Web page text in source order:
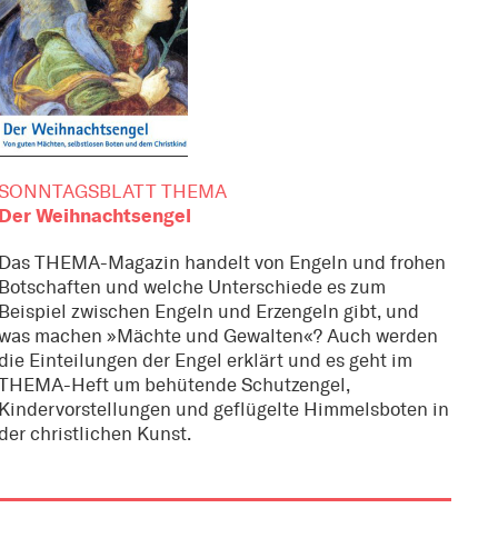
THEMA
Weihnachtsengel
THEMA-Magazin handelt von Engeln und frohen
und welche Unterschiede es zum
zwischen Engeln und Erzengeln gibt, und
machen »Mächte und Gewalten«? Auch werden
Einteilungen der Engel erklärt und es geht im
Heft um behütende Schutzengel,
und geflügelte Himmelsboten in
christlichen Kunst.